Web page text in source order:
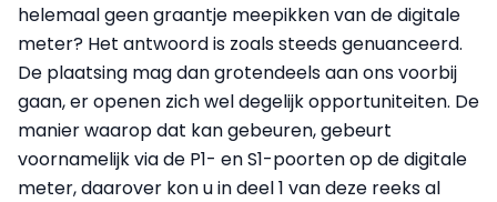
helemaal geen graantje meepikken van de digitale
meter? Het antwoord is zoals steeds genuanceerd.
De plaatsing mag dan grotendeels aan ons voorbij
gaan, er openen zich wel degelijk opportuniteiten. De
manier waarop dat kan gebeuren, gebeurt
voornamelijk via de P1- en S1-poorten op de digitale
meter, daarover kon u in deel 1 van deze reeks al